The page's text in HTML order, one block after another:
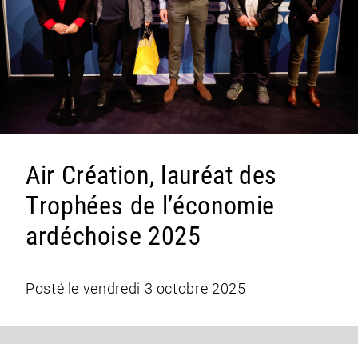
Air Création, lauréat des
Trophées de l’économie
ardéchoise 2025
Posté le vendredi 3 octobre 2025